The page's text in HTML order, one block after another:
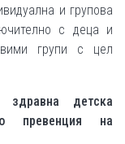
и групова
с деца и
групи с цел
здравна детска
превенция на